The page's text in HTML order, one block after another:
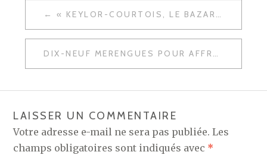
NAVIGATION
DE
L’ARTICLE
« KEYLOR-COURTOIS, LE BAZAR DE ZIDANE »
DIX-NEUF MERENGUES POUR AFFRONTER GETAFE
LAISSER UN COMMENTAIRE
Votre adresse e-mail ne sera pas publiée. Les
champs obligatoires sont indiqués avec *